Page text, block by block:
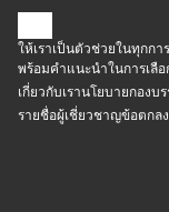
ให้เราเป็นตัวช่วยในทุกก
พร้อมคำแนะนำในการเลื
เกี่ยวกับเรานโยบายกองบ
รายชื่อผู้เชี่ยวชาญข้อตกล